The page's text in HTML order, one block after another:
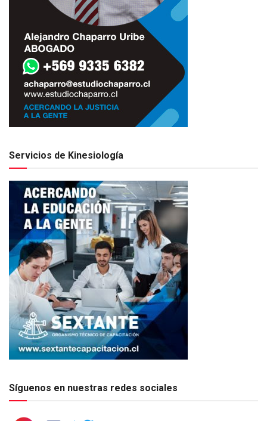
Servicios de Kinesiología
Síguenos en nuestras redes sociales